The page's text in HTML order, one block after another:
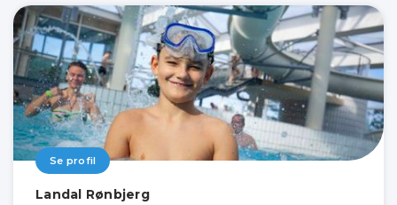
Se profil
Landal Rønbjerg